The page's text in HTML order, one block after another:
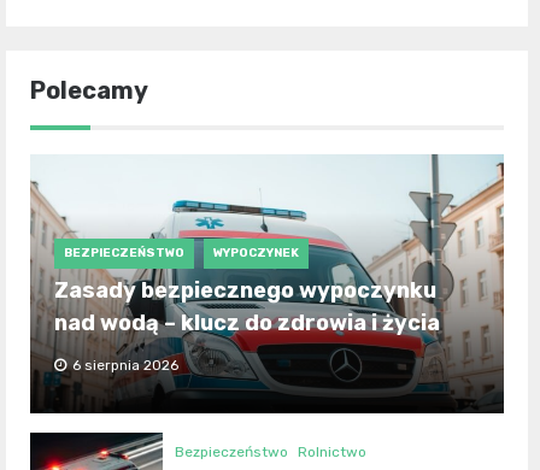
Polecamy
BEZPIECZEŃSTWO WYPOCZYNEK
Zasady bezpiecznego wypoczynku
nad wodą – klucz do zdrowia i życia
6 sierpnia 2026
Bezpieczeństwo Rolnictwo